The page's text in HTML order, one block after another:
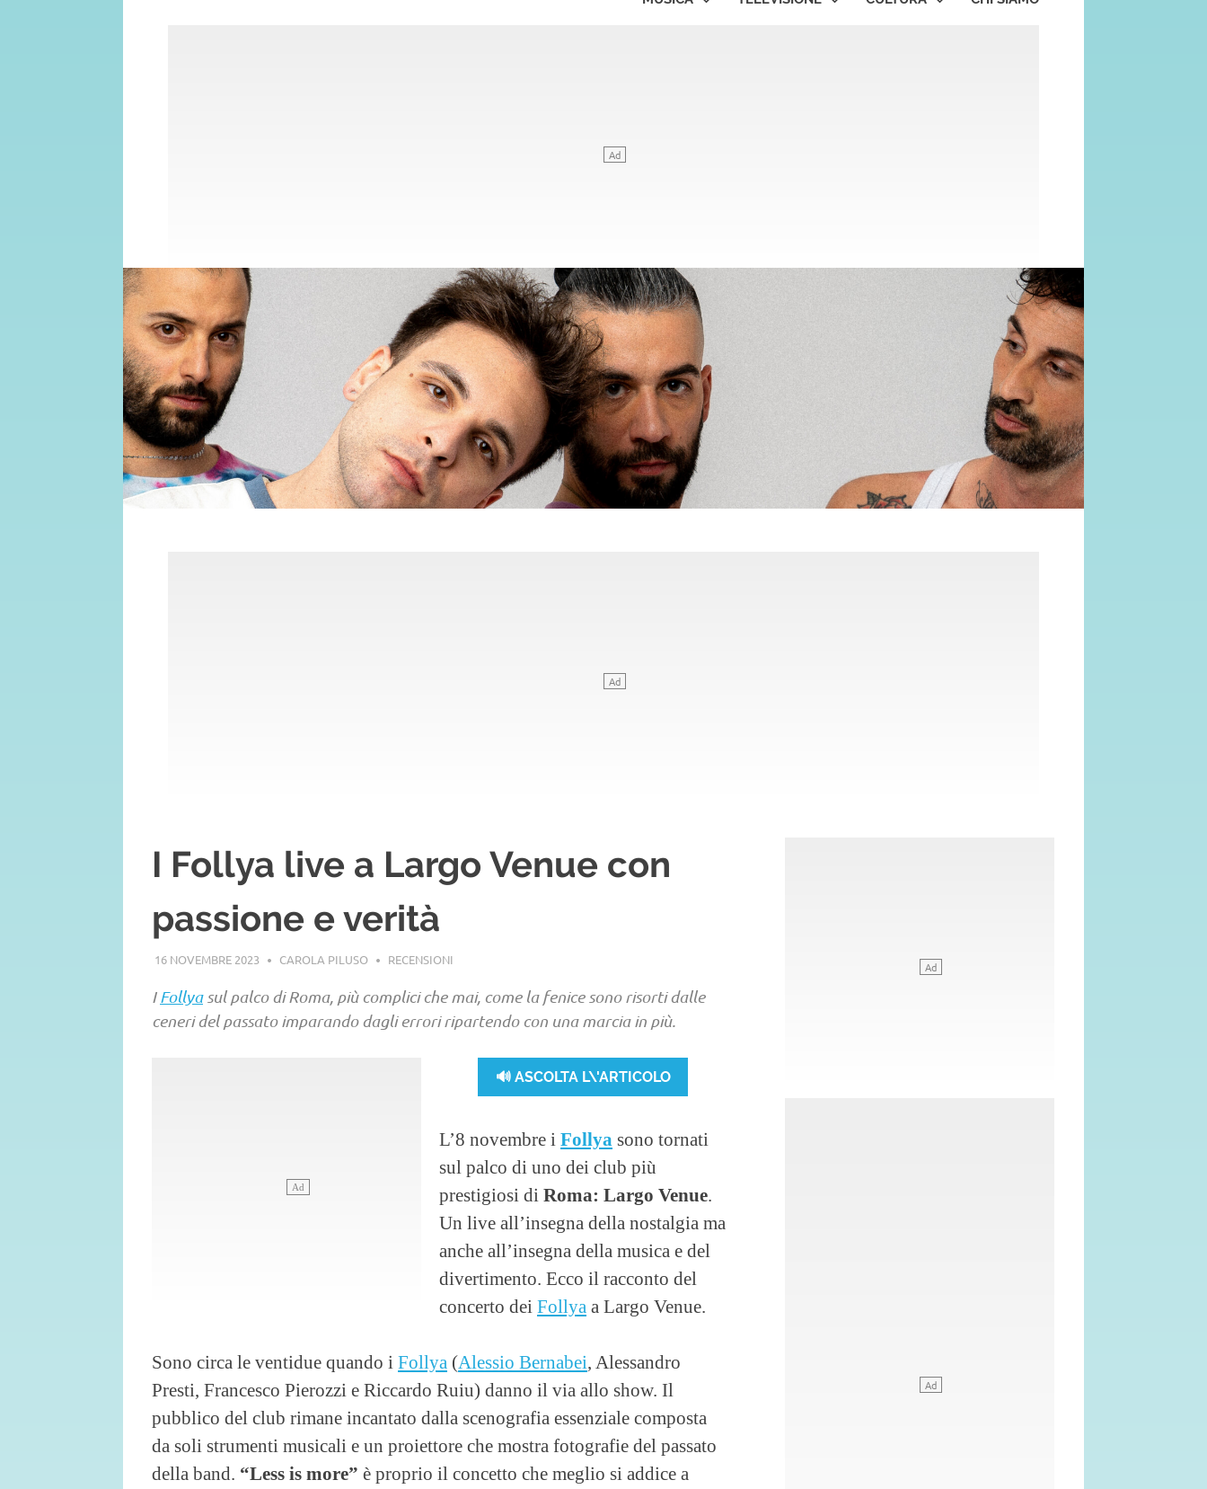
I Follya live a Largo Venue con
passione e verità
16 NOVEMBRE 2023 CAROLA PILUSO RECENSIONI
IFollyasul palco di Roma, più complici che mai, come la fenice sono risorti dalle
ceneri del passato imparando dagli errori ripartendo con una marcia in più.
🔊 ASCOLTA L\'ARTICOLO
L’8 novembre i Follya sono tornati
sul palco di uno dei club più
prestigiosi di Roma: Largo Venue
Un live all’insegna della nostalgia ma
anche all’insegna della musica e del
divertimento. Ecco il racconto del
concerto dei Follya a Largo Venue.
Sono circa le ventidue quando i Follya (Alessio Bernabei, Alessandro
Presti, Francesco Pierozzi e Riccardo Ruiu) danno il via allo show. Il
pubblico del club rimane incantato dalla scenografia essenziale composta
da soli strumenti musicali e un proiettore che mostra fotografie del passato
della band. “Less is more” è proprio il concetto che meglio si addice a